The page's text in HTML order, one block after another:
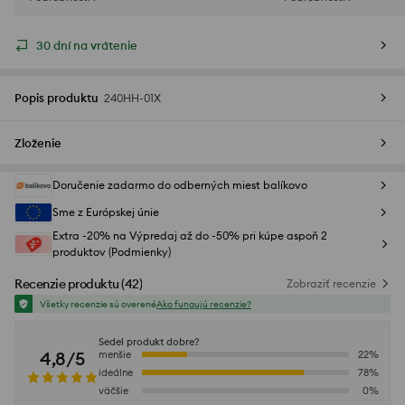
30 dní na vrátenie
Popis produktu 240HH-01X
Zloženie
Doručenie zadarmo do odberných miest balíkovo
Sme z Európskej únie
Extra -20% na Výpredaj až do -50% pri kúpe aspoň 2
produktov (Podmienky)
Recenzie produktu(42) Zobraziť recenzie
Všetky recenzie sú overenéAko fungujú recenzie?
4,8/5
Sedel produkt dobre?
menšie
22%
ideálne
78%
väčšie
0%